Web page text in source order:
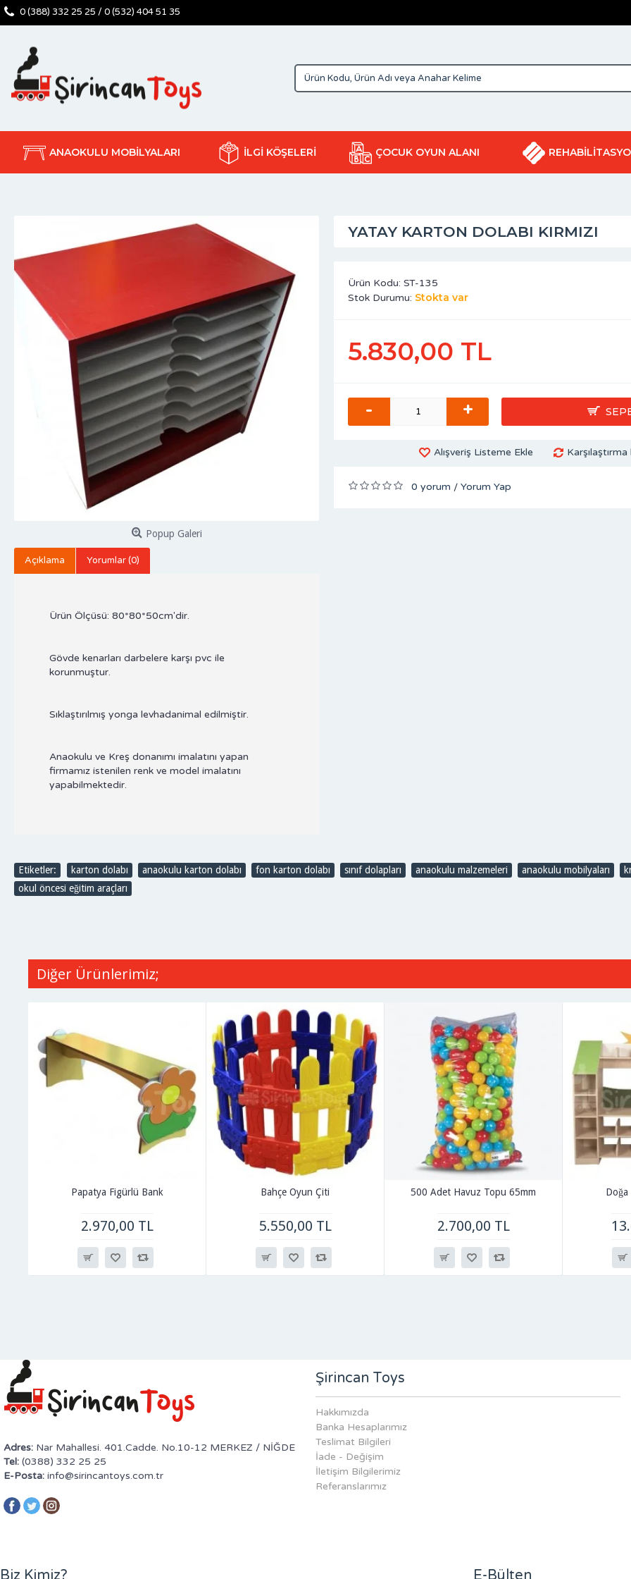
0 (388) 332 25 25 / 0 (532) 404 51 35
ANAOKULU MOBİLYALARI İLGİ KÖŞELERİ ÇOCUK OYUN ALANI
Popup Galeri
Açıklama Yorumlar (0)
Ürün Ölçüsü: 80*80*50cm'dir.
Gövde kenarları darbelere karşı pvc ile
korunmuştur.
Sıklaştırılmış yonga levhadanimal edilmiştir.
Anaokulu ve Kreş donanımı imalatını yapan
firmamız istenilen renk ve model imalatını
yapabilmektedir.
YATAY KARTON DOLABI KIRMIZI
Ürün Kodu: ST-135
Stok Durumu: Stokta var
5.830,00 TL
- +
Alışveriş Listeme Ekle
0 yorum / Yorum Yap
Etiketler: karton dolabı anaokulu karton dolabı fon karton dolabı sınıf dolapları anaokulu malzemeleri anaokulu mobilyaları
okul öncesi eğitim araçları
Diğer Ürünlerimiz;
Papatya Figürlü Bank
2.970,00 TL
Bahçe Oyun Çiti
5.550,00 TL
500 Adet Havuz Topu 65mm
2.700,00 TL
Adres: Nar Mahallesi. 401.Cadde. No.10-12 MERKEZ / NİĞDE
Tel: (0388) 332 25 25
E-Posta: info@sirincantoys.com.tr
Şirincan Toys
Hakkımızda
Banka Hesaplarımız
Teslimat Bilgileri
İade - Değişim
İletişim Bilgilerimiz
Referanslarımız
Biz Kimiz? E-Bülten